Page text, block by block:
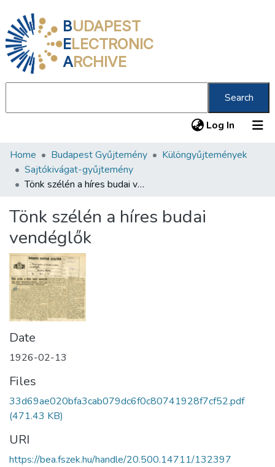
BUDAPEST
ELECTRONIC
ARCHIVE
Search
Log In (current)
Communities & Collections
All of DSpace
About us
Home Budapest Gyűjtemény
Különgyűjtemények
Sajtókivágat-gyűjtemény
Tönk szélén a híres budai vendéglők
Tönk szélén a híres budai
vendéglők
Date
1926-02-13
Files
33d69ae020bfa3cab079dc6f0c80741928f7cf52.pdf
(471.43 KB)
URI
https://bea.fszek.hu/handle/20.500.14711/132397